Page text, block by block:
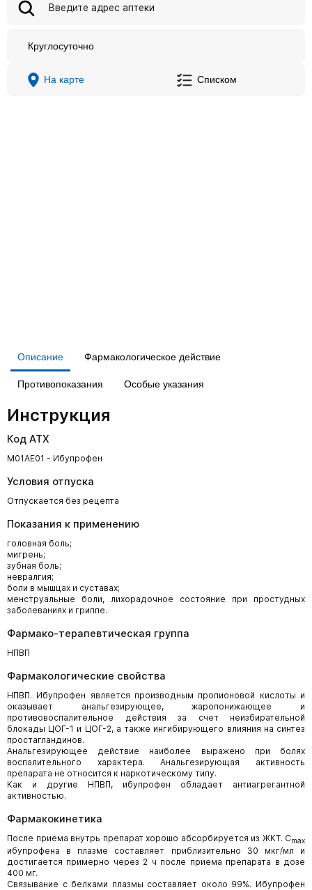
Круглосуточно
На карте Списком
Описание Фармакологическое действие
Противопоказания Особые указания
Инструкция
Код АТХ
M01AE01 - Ибупрофен
Условия отпуска
Отпускается без рецепта
Показания к применению
головная боль;
мигрень;
зубная боль;
невралгия;
боли в мышцах и суставах;
менструальные боли, лихорадочное состояние при простудных
заболеваниях и гриппе.
Фармако-терапевтическая группа
НПВП
Фармакологические свойства
НПВП. Ибупрофен является производным пропионовой кислоты и
оказывает анальгезирующее, жаропонижающее и
противовоспалительное действия за счет неизбирательной
блокады ЦОГ-1 и ЦОГ-2, а также ингибирующего влияния на синтез
простагландинов.
Анальгезирующее действие наиболее выражено при болях
воспалительного характера. Анальгезирующая активность
препарата не относится к наркотическому типу.
Как и другие НПВП, ибупрофен обладает антиагрегантной
активностью.
Фармакокинетика
После приема внутрь препарат хорошо абсорбируется из ЖКТ. Cmax
ибупрофена в плазме составляет приблизительно 30 мкг/мл и
достигается примерно через 2 ч после приема препарата в дозе
400 мг.
Связывание с белками плазмы составляет около 99%. Ибупрофен